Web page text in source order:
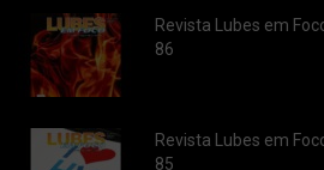
Revista Lubes em
86
Revista Lubes em
85